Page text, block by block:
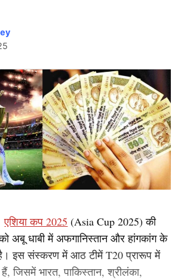
एशिया कप 2025 (Asia Cup 2025) की
अबू धाबी में अफगानिस्तान और हांगकांग के
इस संस्करण में आठ टीमें T20 प्रारूप में
हैं, जिसमें भारत, पाकिस्तान, श्रीलंका,